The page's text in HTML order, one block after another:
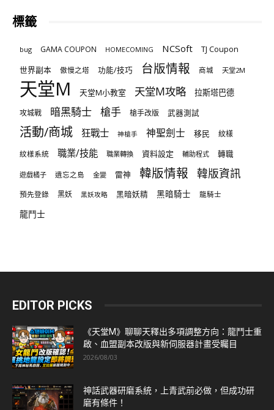
標籤
bug GAMA COUPON HOMECOMING NCSoft
TJ Coupon
世界副本
傲慢之塔 功能/技巧 台版情報 商城 天堂2M
天堂M 天堂M小教室 天堂M攻略 拉斯塔巴德
攻城戰 暗黑騎士 槍手 槍手改版 武器測試
活動/商城 狂戰士 神槍手 神聖劍士 移民 紋樣
紋樣系統 職業/技能 職業轉換 資料設定 輔助程式 轉職
遊戲橘子 遺忘之島 金變 雷神 韓版情報 韓版資訊
預先登錄 黑妖 黑妖攻略 黑暗妖精 黑暗騎士 龍騎士
龍鬥士
EDITOR PICKS
《天堂M》聊聊天釋出多項調整方向：龍鬥士重
啟、血盟副本改版與新伺服器計畫受矚目
2026/08/03
神話武器研磨系統，上青武前必做，但成功研
磨有條件！